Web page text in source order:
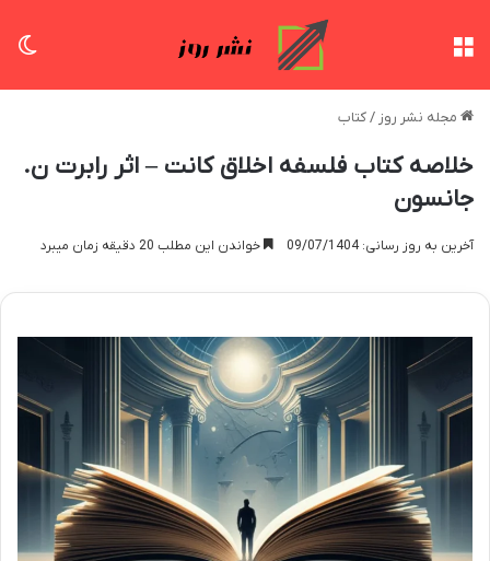
مجله نشر روز /کتاب
خلاصه کتاب فلسفه اخلاق کانت – اثر رابرت ن.
جانسون
آخرین به روز رسانی: 09/07/1404 خواندن این مطلب 20 دقیقه زمان میبرد